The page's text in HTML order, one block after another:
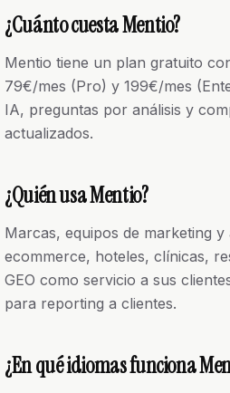
¿Cuánto cuesta Mentio?
Mentio tiene un plan gratuito
79€/mes (Pro) y 199€/mes
IA, preguntas por análisis y
actualizados.
¿Quién usa Mentio?
Marcas, equipos de marketing y
ecommerce, hoteles, clínicas,
GEO como servicio a sus
para reporting a clientes.
¿En qué idiomas funciona